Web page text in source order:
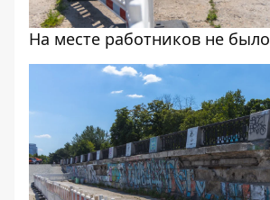
На месте работников не было